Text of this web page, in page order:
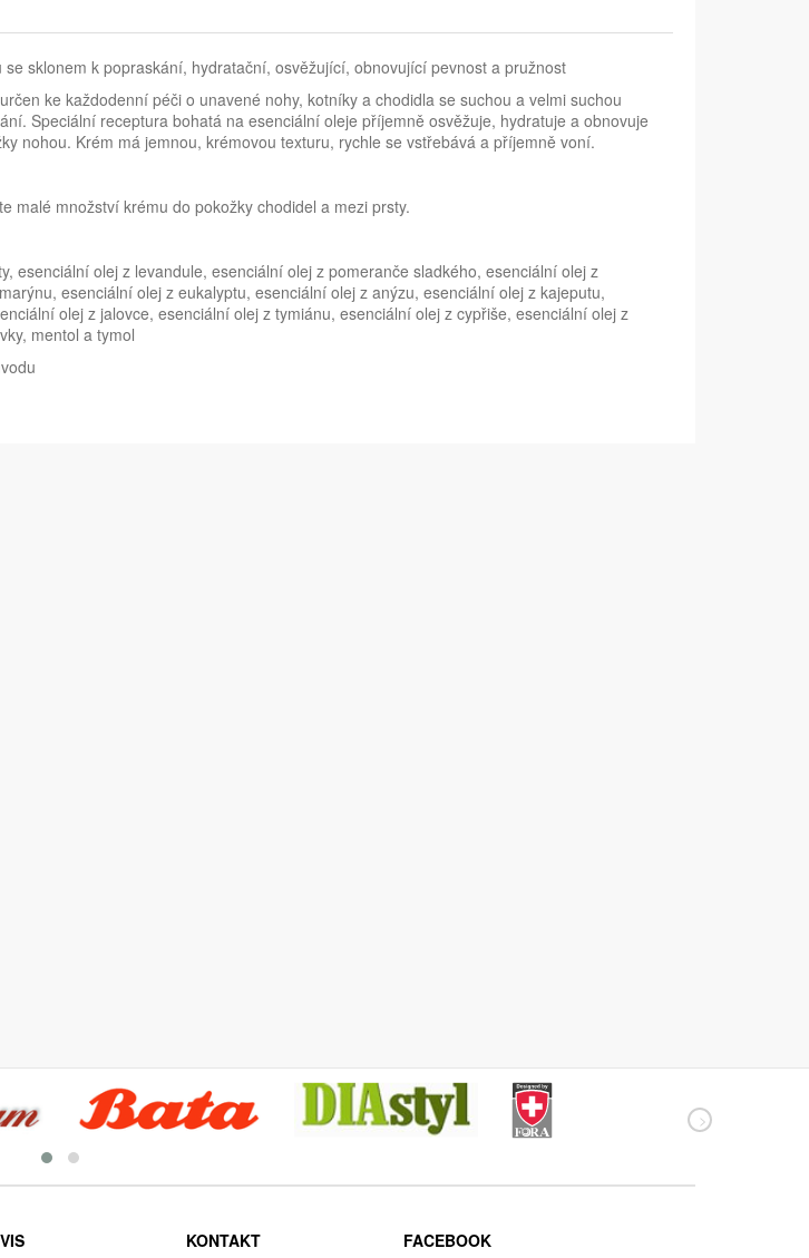
sklonem k popraskání, hydratační, osvěžující, obnovující pevnost a pružnost
ke každodenní péči o unavené nohy, kotníky a chodidla se suchou a velmi suchou
Speciální receptura bohatá na esenciální oleje příjemně osvěžuje, hydratuje a obnovuje
nohou. Krém má jemnou, krémovou texturu, rychle se vstřebává a příjemně voní.
malé množství krému do pokožky chodidel a mezi prsty.
esenciální olej z levandule, esenciální olej z pomeranče sladkého, esenciální olej z
esenciální olej z eukalyptu, esenciální olej z anýzu, esenciální olej z kajeputu,
olej z jalovce, esenciální olej z tymiánu, esenciální olej z cypřiše, esenciální olej z
mentol a tymol
KONTAKT FACEBOOK